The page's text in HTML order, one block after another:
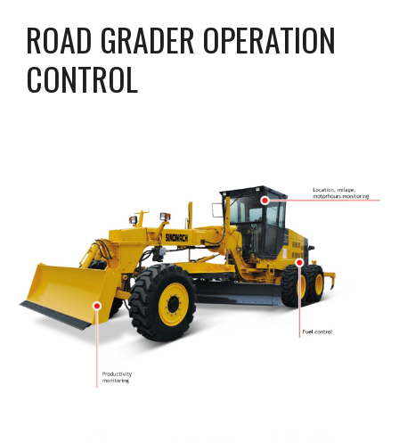
ROAD GRADER OPERATION
CONTROL